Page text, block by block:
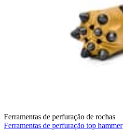
Ferramentas de perfuração de rochas
Ferramentas de perfuração top hammer